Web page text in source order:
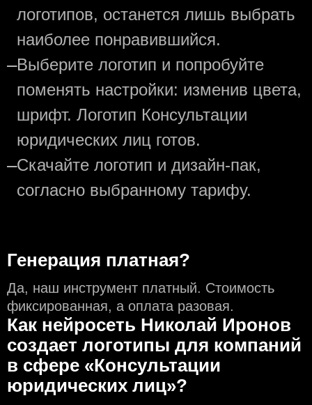
логотипов, останется лишь выбрать
наиболее понравившийся.
—Выберите логотип и попробуйте
поменять настройки: изменив цвета,
шрифт. Логотип Консультации
юридических лиц готов.
—Скачайте логотип и дизайн-пак,
согласно выбранному тарифу.
Генерация платная?
Да, наш инструмент платный. Стоимость
фиксированная, а оплата разовая.
Как нейросеть Николай Иронов
создаeт логотипы для компаний
в сфере «Консультации
юридических лиц»?